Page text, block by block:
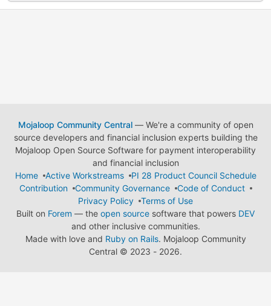
Mojaloop Community Central— We're a community of open
source developers and financial inclusion experts building the
Mojaloop Open Source Software for payment interoperability
and financial inclusion
Home
Active Workstreams
PI 28 Product Council Schedule
Contribution
Community Governance
Code of Conduct
Privacy Policy
Terms of Use
Built on Forem — the open source software that powers DEV
and other inclusive communities.
Made with love and Ruby on Rails. Mojaloop Community
Central © 2023 - 2026.